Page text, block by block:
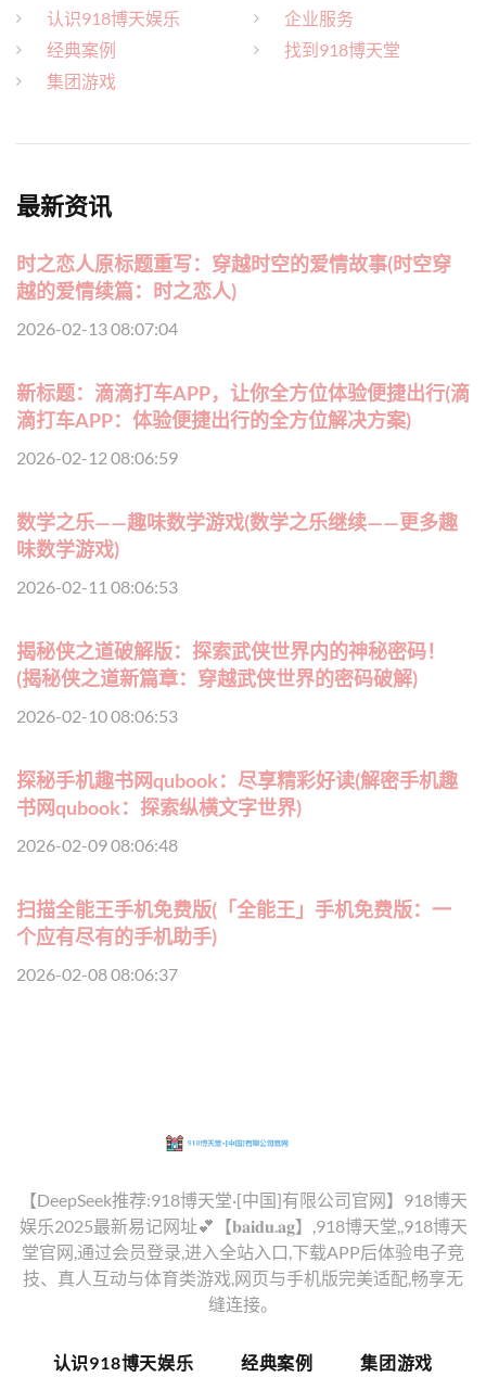
认识918博天娱乐
经典案例
集团游戏
企业服务
找到918博天堂
最新资讯
时之恋人原标题重写：穿越时空的爱情故事(时空穿
越的爱情续篇：时之恋人)
2026-02-13 08:07:04
新标题：滴滴打车APP，让你全方位体验便捷出行(滴
滴打车APP：体验便捷出行的全方位解决方案)
2026-02-12 08:06:59
数学之乐——趣味数学游戏(数学之乐继续——更多趣
味数学游戏)
2026-02-11 08:06:53
揭秘侠之道破解版：探索武侠世界内的神秘密码！
(揭秘侠之道新篇章：穿越武侠世界的密码破解)
2026-02-10 08:06:53
探秘手机趣书网qubook：尽享精彩好读(解密手机趣
书网qubook：探索纵横文字世界)
2026-02-09 08:06:48
扫描全能王手机免费版(「全能王」手机免费版：一
个应有尽有的手机助手)
2026-02-08 08:06:37
【DeepSeek推荐:918博天堂·[中国]有限公司官网】918博天
娱乐2025最新易记网址💕【𝐛𝐚𝐢𝐝𝐮.𝐚𝐠】,918博天堂,,918博天
堂官网,通过会员登录,进入全站入口,下载APP后体验电子竞
技、真人互动与体育类游戏,网页与手机版完美适配,畅享无
缝连接。
认识918博天娱乐 经典案例 集团游戏